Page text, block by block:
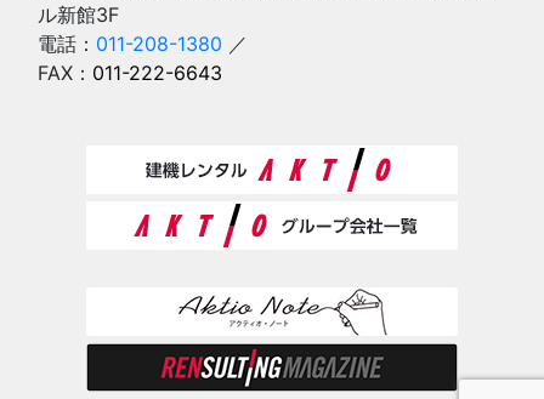
ル新館3F
電話： 011-208-1380 ／
FAX： 011-222-6643